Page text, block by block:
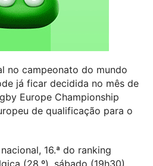
no campeonato do mundo
já ficar decidida no mês de
Europe Championship
de qualificação para o
16.ª do ranking